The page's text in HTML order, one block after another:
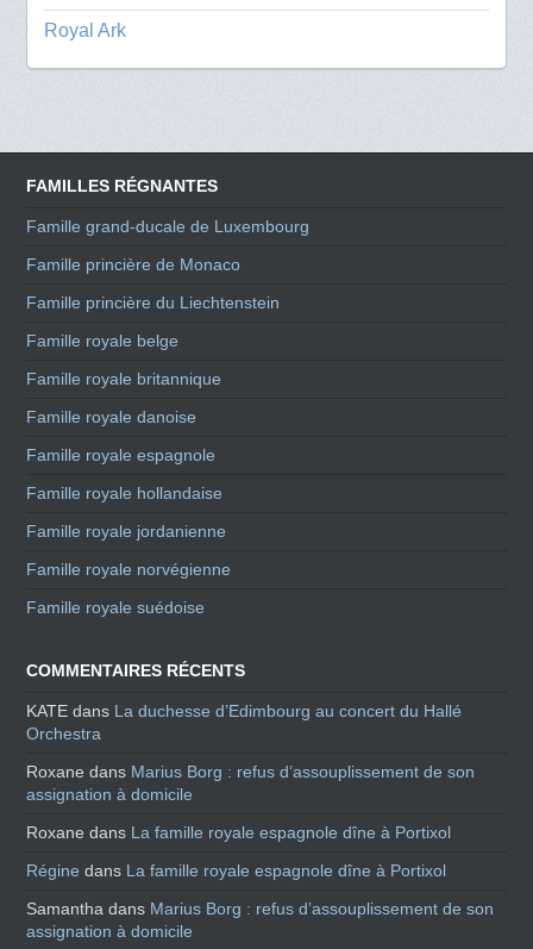
Royal Ark
FAMILLES RÉGNANTES
Famille grand-ducale de Luxembourg
Famille princière de Monaco
Famille princière du Liechtenstein
Famille royale belge
Famille royale britannique
Famille royale danoise
Famille royale espagnole
Famille royale hollandaise
Famille royale jordanienne
Famille royale norvégienne
Famille royale suédoise
COMMENTAIRES RÉCENTS
KATE dans La duchesse d’Edimbourg au concert du Hallé
Orchestra
Roxane dans Marius Borg : refus d’assouplissement de son
assignation à domicile
Roxane dans La famille royale espagnole dîne à Portixol
Régine dans La famille royale espagnole dîne à Portixol
Samantha dans Marius Borg : refus d’assouplissement de son
assignation à domicile